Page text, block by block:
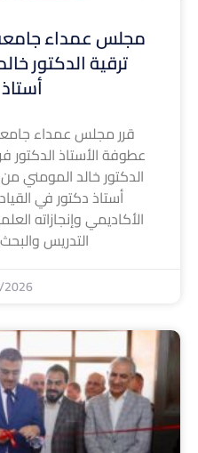
مجلس عمداء
ترقية الدكتور
قرر مجلس عمداء
عطوفة الأستاذ الدكتور
الدكتور خالد المومني
أستاذ دكتور في
الأكاديمي وإنجازاته
التدريس